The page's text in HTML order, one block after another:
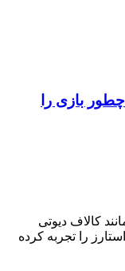
بازی را
کالاف دیوتی
را تجربه کرده